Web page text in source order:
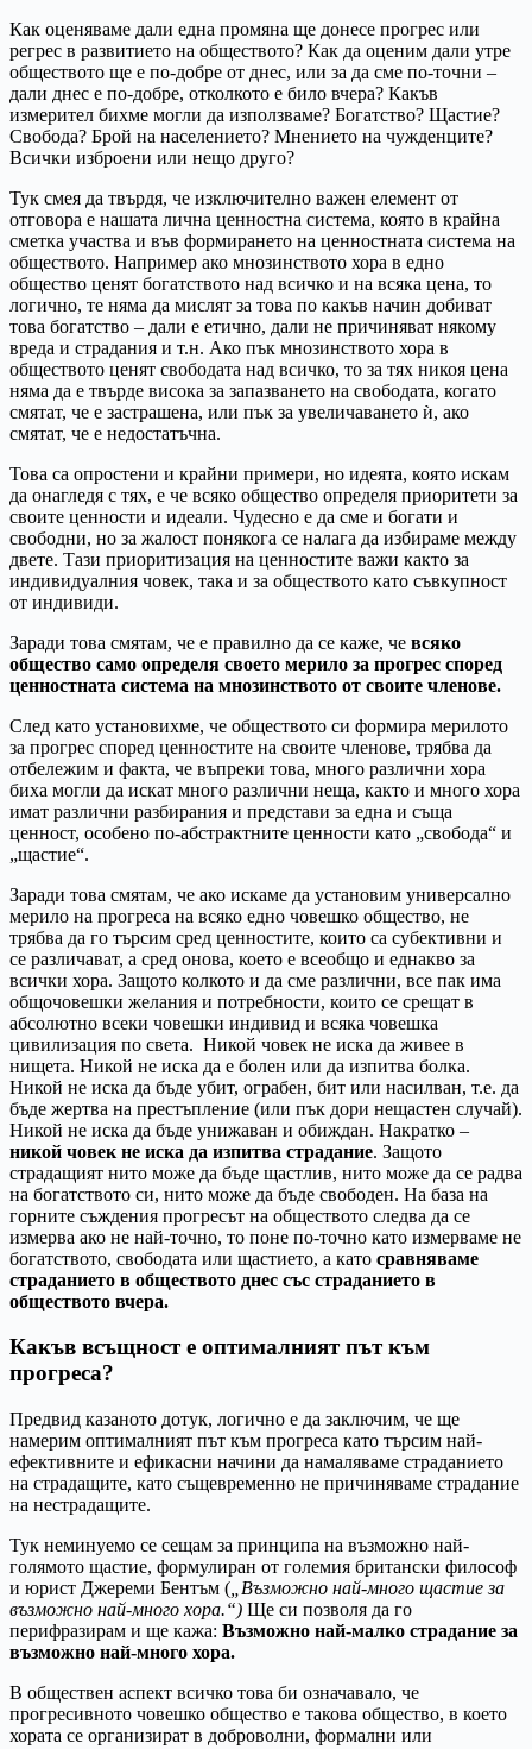
Как оценяваме дали една промяна ще донесе прогрес или
регрес в развитието на обществото? Как да оценим дали утре
обществото ще е по-добре от днес, или за да сме по-точни –
дали днес е по-добре, отколкото е било вчера? Какъв
измерител бихме могли да използваме? Богатство? Щастие?
Свобода? Брой на населението? Мнението на чужденците?
Всички изброени или нещо друго?
Тук смея да твърдя, че изключително важен елемент от
отговора е нашата лична ценностна система, която в крайна
сметка участва и във формирането на ценностната система на
обществото. Например ако мнозинството хора в едно
общество ценят богатството над всичко и на всяка цена, то
логично, те няма да мислят за това по какъв начин добиват
това богатство – дали е етично, дали не причиняват някому
вреда и страдания и т.н. Ако пък мнозинството хора в
обществото ценят свободата над всичко, то за тях никоя цена
няма да е твърде висока за запазването на свободата, когато
смятат, че е застрашена, или пък за увеличаването ѝ, ако
смятат, че е недостатъчна.
Това са опростени и крайни примери, но идеята, която искам
да онагледя с тях, е че всяко общество определя приоритети за
своите ценности и идеали. Чудесно е да сме и богати и
свободни, но за жалост понякога се налага да избираме между
двете. Тази приоритизация на ценностите важи както за
индивидуалния човек, така и за обществото като съвкупност
от индивиди.
Заради това смятам, че е правилно да се каже, че всяко
общество само определя своето мерило за прогрес според
ценностната система на мнозинството от своите членове.
След като установихме, че обществото си формира мерилото
за прогрес според ценностите на своите членове, трябва да
отбележим и факта, че въпреки това, много различни хора
биха могли да искат много различни неща, както и много хора
имат различни разбирания и представи за една и съща
ценност, особено по-абстрактните ценности като „свобода“ и
„щастие“.
Заради това смятам, че ако искаме да установим универсално
мерило на прогреса на всяко едно човешко общество, не
трябва да го търсим сред ценностите, които са субективни и
се различават, а сред онова, което е всеобщо и еднакво за
всички хора. Защото колкото и да сме различни, все пак има
общочовешки желания и потребности, които се срещат в
абсолютно всеки човешки индивид и всяка човешка
цивилизация по света. Никой човек не иска да живее в
нищета. Никой не иска да е болен или да изпитва болка.
Никой не иска да бъде убит, ограбен, бит или насилван, т.е. да
бъде жертва на престъпление (или пък дори нещастен случай).
Никой не иска да бъде унижаван и обиждан. Накратко –
никой човек не иска да изпитва страдание. Защото
страдащият нито може да бъде щастлив, нито може да се радва
на богатството си, нито може да бъде свободен. На база на
горните съждения прогресът на обществото следва да се
измерва ако не най-точно, то поне по-точно като измерваме не
богатството, свободата или щастието, а като сравняваме
страданието в обществото днес със страданието в
обществото вчера.
Какъв всъщност е оптималният път към
прогреса?
Предвид казаното дотук, логично е да заключим, че ще
намерим оптималният път към прогреса като търсим най-
ефективните и ефикасни начини да намаляваме страданието
на страдащите, като същевременно не причиняваме страдание
на нестрадащите.
Тук неминуемо се сещам за принципа на възможно най-
голямото щастие, формулиран от големия британски философ
и юрист Джереми Бентъм ( „Възможно най-много щастие за
възможно най-много хора.“) Ще си позволя да го
перифразирам и ще кажа: Възможно най-малко страдание за
възможно най-много хора.
В обществен аспект всичко това би означавало, че
прогресивното човешко общество е такова общество, в което
хората се организират в доброволни, формални или